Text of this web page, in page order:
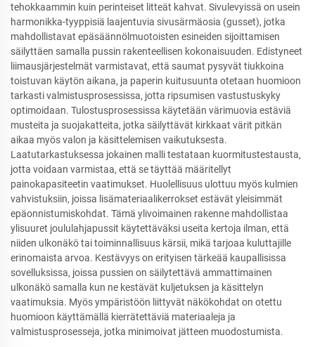
tehokkaammin kuin perinteiset litteät kahvat. Sivulevyissä on usein
harmonikka-tyyppisiä laajentuvia sivusärmäosia (gusset), jotka
mahdollistavat epäsäännölmuotoisten esineiden sijoittamisen
säilyttäen samalla pussin rakenteellisen kokonaisuuden. Edistyneet
liimausjärjestelmät varmistavat, että saumat pysyvät tiukkoina
toistuvan käytön aikana, ja paperin kuitusuunta otetaan huomioon
tarkasti valmistusprosessissa, jotta ripsumisen vastustuskyky
optimoidaan. Tulostusprosessissa käytetään värimuovia estäviä
musteita ja suojakatteita, jotka säilyttävät kirkkaat värit pitkän
aikaa myös valon ja käsittelemisen vaikutuksesta.
Laatutarkastuksessa jokainen malli testataan kuormitustestausta,
jotta voidaan varmistaa, että se täyttää määritellyt
painokapasiteetin vaatimukset. Huolellisuus ulottuu myös kulmien
vahvistuksiin, joissa lisämateriaalikerrokset estävät yleisimmät
epäonnistumiskohdat. Tämä ylivoimainen rakenne mahdollistaa
ylisuuret joululahjapussit käytettäväksi useita kertoja ilman, että
niiden ulkonäkö tai toiminnallisuus kärsii, mikä tarjoaa kuluttajille
erinomaista arvoa. Kestävyys on erityisen tärkeää kaupallisissa
sovelluksissa, joissa pussien on säilytettävä ammattimainen
ulkonäkö samalla kun ne kestävät kuljetuksen ja käsittelyn
vaatimuksia. Myös ympäristöön liittyvät näkökohdat on otettu
huomioon käyttämällä kierrätettäviä materiaaleja ja
valmistusprosesseja, jotka minimoivat jätteen muodostumista.